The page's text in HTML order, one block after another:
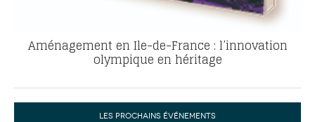
Aménagement en Ile-de-France : l’innovation
olympique en héritage
LES PROCHAINS ÉVÉNEMENTS